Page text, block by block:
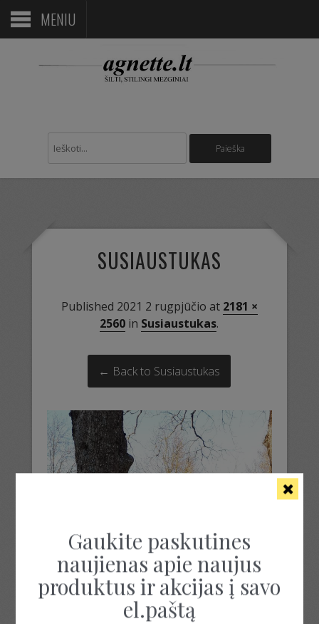
MENIU
SUSIAUSTUKAS
Published 2021 2 rugpjūčio at 2181 ×
2560 in Susiaustukas.
← Back to Susiaustukas
Gaukite paskutines
naujienas apie naujus
produktus ir akcijas į savo
el.paštą